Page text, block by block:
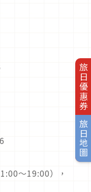
旅日優惠券
旅日地圖
～19:00），